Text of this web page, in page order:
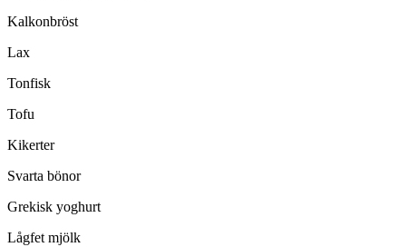
Kalkonbröst
Lax
Tonfisk
Tofu
Kikerter
Svarta bönor
Grekisk yoghurt
Lågfet mjölk